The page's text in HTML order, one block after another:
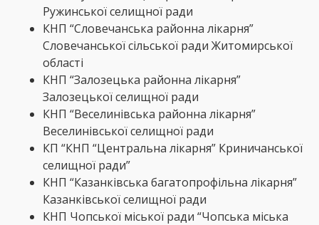
Ружинської селищної ради
КНП “Словечанська районна лікарня”
Словечанської сільської ради Житомирської
області
КНП “Залозецька районна лікарня”
Залозецької селищної ради
КНП “Веселинівська районна лікарня”
Веселинівської селищної ради
КП “КНП “Центральна лікарня” Криничанської
селищної ради”
КНП “Казанківська багатопрофільна лікарня”
Казанківської селищної ради
КНП Чопської міської ради “Чопська міська